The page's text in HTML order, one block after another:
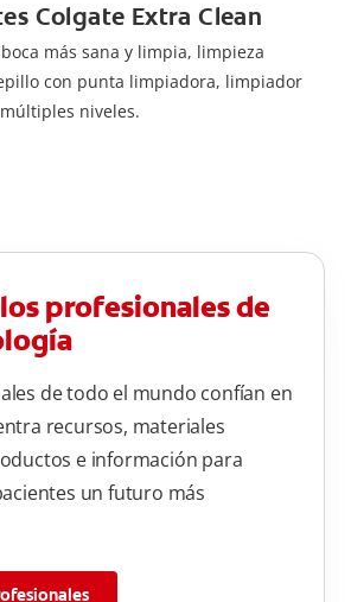
Colgate Extra Clean
más sana y limpia, limpieza
con punta limpiadora, limpiador
niveles.
profesionales de
de todo el mundo confían en
recursos, materiales
e información para
un futuro más